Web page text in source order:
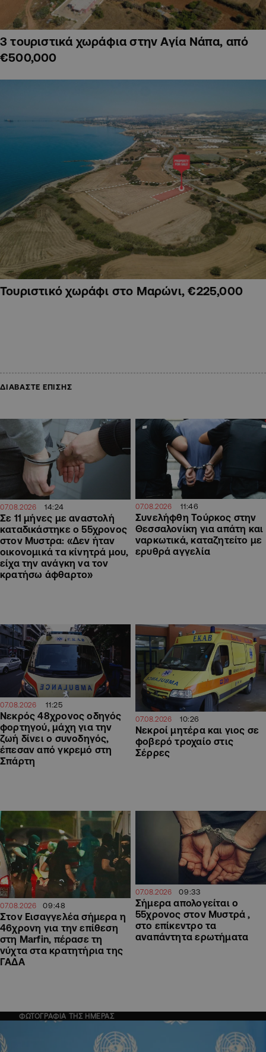
3 τουριστικά χωράφια στην Αγία Νάπα, από
€500,000
Τουριστικό χωράφι στο Μαρώνι, €225,000
ΔΙΑΒΑΣΤΕ ΕΠΙΣΗΣ
07.08.2026 14:24
Σε 11 μήνες με αναστολή
καταδικάστηκε ο 55χρονος
στον Μυστρα: «Δεν ήταν
οικονομικά τα κίνητρά μου,
είχα την ανάγκη να τον
κρατήσω άφθαρτο»
07.08.2026 11:46
Συνελήφθη Τούρκος στην
Θεσσαλονίκη για απάτη και
ναρκωτικά, καταζητείτο με
ερυθρά αγγελία
07.08.2026 11:25
Νεκρός 48χρονος οδηγός
φορτηγού, μάχη για την
ζωή δίνει ο συνοδηγός,
έπεσαν από γκρεμό στη
Σπάρτη
07.08.2026 10:26
Νεκροί μητέρα και γιος σε
φοβερό τροχαίο στις
Σέρρες
07.08.2026 09:48
Στον Εισαγγελέα σήμερα η
46χρονη για την επίθεση
στη Marfin, πέρασε τη
νύχτα στα κρατητήρια της
ΓΑΔΑ
07.08.2026 09:33
Σήμερα απολογείται ο
55χρονος στον Μυστρά ,
στο επίκεντρο τα
αναπάντητα ερωτήματα
ΦΩΤΟΓΡΑΦΙΑ ΤΗΣ ΗΜΕΡΑΣ